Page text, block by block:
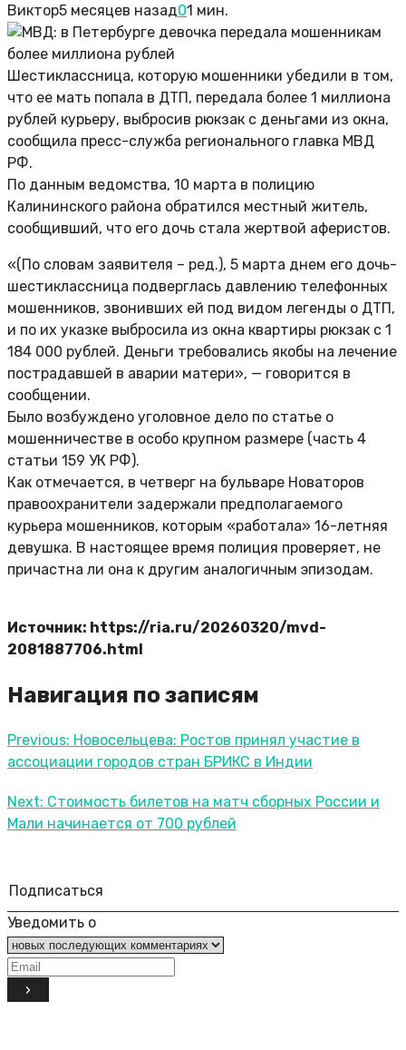
Виктор5 месяцев назад01 мин.
Шестиклассница, которую мошенники убедили в том,
что ее мать попала в ДТП, передала более 1 миллиона
рублей курьеру, выбросив рюкзак с деньгами из окна,
сообщила пресс-служба регионального главка МВД
РФ.
По данным ведомства, 10 марта в полицию
Калининского района обратился местный житель,
сообщивший, что его дочь стала жертвой аферистов.
«(По словам заявителя – ред.), 5 марта днем его дочь-
шестиклассница подверглась давлению телефонных
мошенников, звонивших ей под видом легенды о ДТП,
и по их указке выбросила из окна квартиры рюкзак с 1
184 000 рублей. Деньги требовались якобы на лечение
пострадавшей в аварии матери», — говорится в
сообщении.
Было возбуждено уголовное дело по статье о
мошенничестве в особо крупном размере (часть 4
статьи 159 УК РФ).
Как отмечается, в четверг на бульваре Новаторов
правоохранители задержали предполагаемого
курьера мошенников, которым «работала» 16-летняя
девушка. В настоящее время полиция проверяет, не
причастна ли она к другим аналогичным эпизодам.
Источник: https://ria.ru/20260320/mvd-
2081887706.html
Навигация по записям
Previous: Новосельцева: Ростов принял участие в
ассоциации городов стран БРИКС в Индии
Next: Стоимость билетов на матч сборных России и
Мали начинается от 700 рублей
Подписаться
Уведомить о